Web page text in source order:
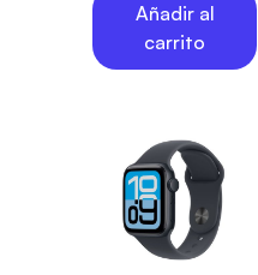
Añadir al
carrito